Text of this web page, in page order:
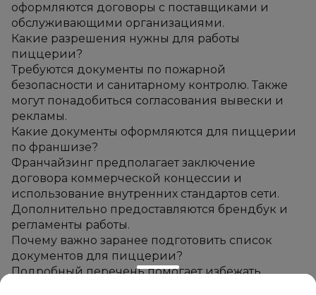
оформляются договоры с поставщиками и
обслуживающими организациями.
Какие разрешения нужны для работы
пиццерии?
Требуются документы по пожарной
безопасности и санитарному контролю. Также
могут понадобиться согласования вывески и
рекламы.
Какие документы оформляются для пиццерии
по франшизе?
Франчайзинг предполагает заключение
договора коммерческой концессии и
использование внутренних стандартов сети.
Дополнительно предоставляются брендбук и
регламенты работы.
Почему важно заранее подготовить список
документов для пиццерии?
Подробный перечень помогает избежать